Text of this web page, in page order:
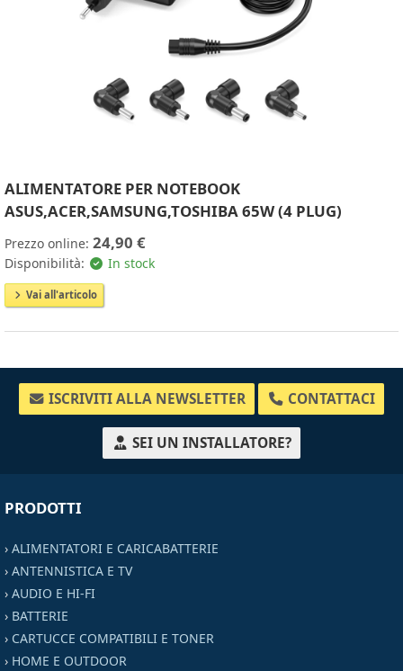
ALIMENTATORE PER NOTEBOOK
ASUS,ACER,SAMSUNG,TOSHIBA 65W (4 PLUG)
Prezzo online: 24,90 €
Disponibilità: In stock
Vai all'articolo
ISCRIVITI ALLA NEWSLETTER CONTATTACI
SEI UN INSTALLATORE?
PRODOTTI
› ALIMENTATORI E CARICABATTERIE
› ANTENNISTICA E TV
› AUDIO E HI-FI
› BATTERIE
› CARTUCCE COMPATIBILI E TONER
› HOME E OUTDOOR